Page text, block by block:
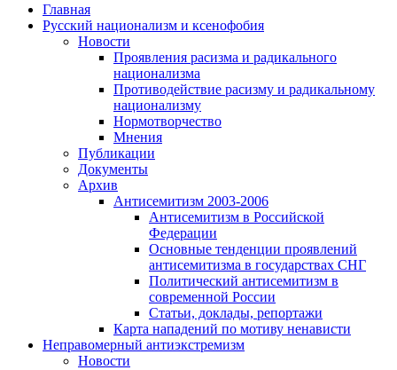
Главная
Русский национализм и ксенофобия
Новости
Проявления расизма и радикального
национализма
Противодействие расизму и радикальному
национализму
Нормотворчество
Мнения
Публикации
Документы
Архив
Антисемитизм 2003-2006
Антисемитизм в Российской
Федерации
Основные тенденции проявлений
антисемитизма в государствах СНГ
Политический антисемитизм в
современной России
Статьи, доклады, репортажи
Карта нападений по мотиву ненависти
Неправомерный антиэкстремизм
Новости